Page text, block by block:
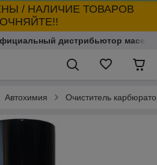
/ НАЛИЧИЕ ТОВАРОВ
дистрибьютор масел
Автохимия Очиститель